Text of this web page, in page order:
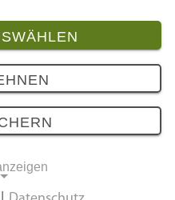
mit extravagantem